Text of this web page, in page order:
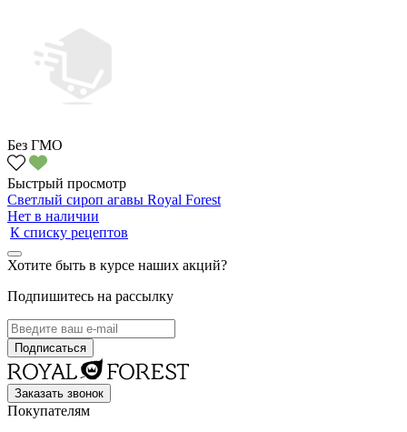
Без ГМО
Быстрый просмотр
Светлый сироп агавы Royal Forest
Нет в наличии
К списку рецептов
Хотите быть в курсе наших акций?
Подпишитесь на рассылку
Заказать звонок
Покупателям